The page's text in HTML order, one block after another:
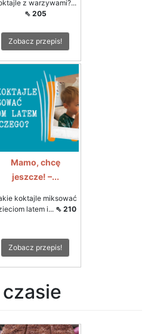
z warzywami?...
⇖ 205
Zobacz przepis!
Mamo, chcę
jeszcze! –...
koktajle miksować
latem i... ⇖ 210
Zobacz przepis!